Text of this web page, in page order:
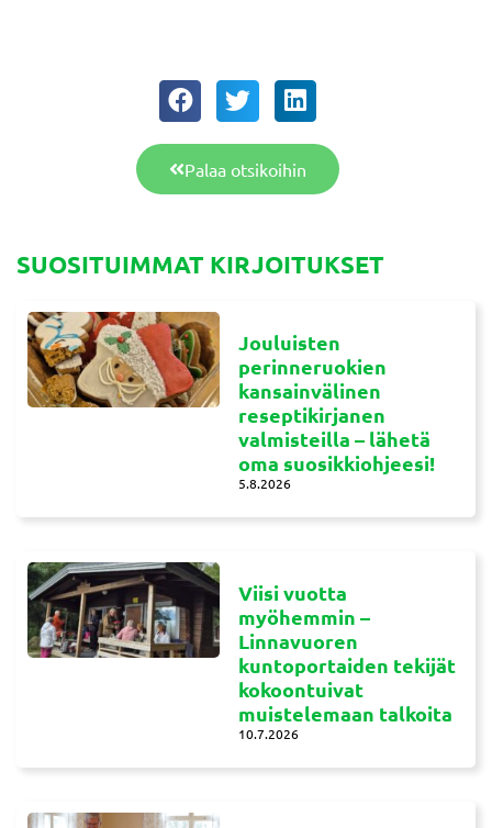
Palaa otsikoihin
SUOSITUIMMAT KIRJOITUKSET
Jouluisten
perinneruokien
kansainvälinen
reseptikirjanen
valmisteilla – lähetä
oma suosikkiohjeesi!
5.8.2026
Viisi vuotta
myöhemmin –
Linnavuoren
kuntoportaiden tekijät
kokoontuivat
muistelemaan talkoita
10.7.2026